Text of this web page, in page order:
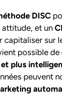
DISC
et un
capitaliser sur
possible de
plus
peuvent